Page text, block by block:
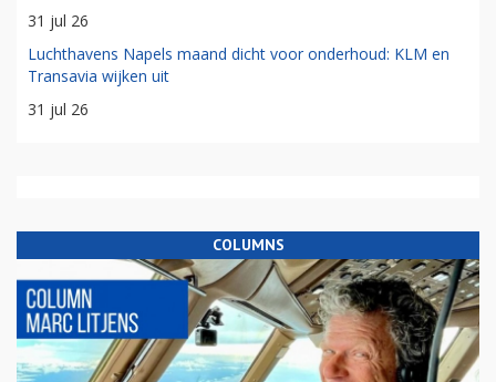
31 jul 26
Luchthavens Napels maand dicht voor onderhoud: KLM en
Transavia wijken uit
31 jul 26
COLUMNS